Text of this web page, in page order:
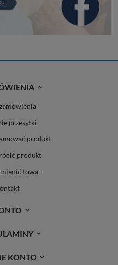
przesyłki
produkt
produkt
towar
KONTO